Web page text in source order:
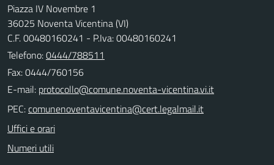
Piazza IV Novembre 1
36025 Noventa Vicentina (VI)
C.F. 00480160241 - P.Iva: 00480160241
Telefono:0444/788511
Fax: 0444/760156
E-mail:
PEC:
Uffici e orari
Numeri utili